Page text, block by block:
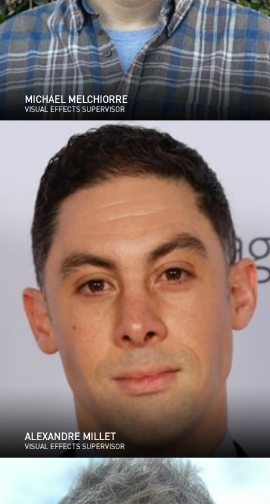
MICHAEL MELCHIORRE
VISUAL EFFECTS SUPERVISOR
ALEXANDRE MILLET
VISUAL EFFECTS SUPERVISOR